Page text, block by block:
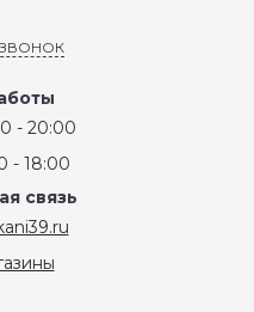
- 20:00
- 18:00
связь